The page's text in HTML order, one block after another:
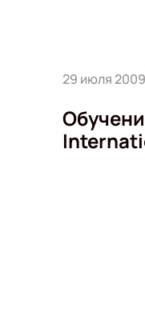
29 июля 2009